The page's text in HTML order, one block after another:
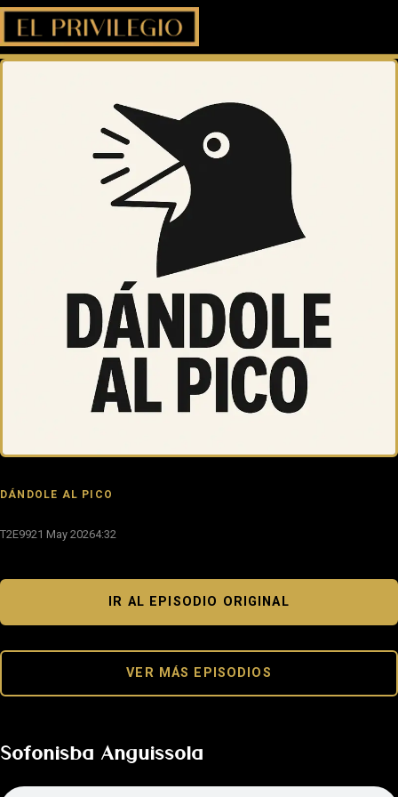
DÁNDOLE AL PICO
T2E9921 May 20264:32
IR AL EPISODIO ORIGINAL
VER MÁS EPISODIOS
Sofonisba Anguissola